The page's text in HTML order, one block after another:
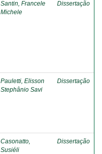
Santin, Francele
Michele
Dissertação
Pauletti, Elisson
Stephânio Savi
Dissertação
Casonatto,
Susiéli
Dissertação